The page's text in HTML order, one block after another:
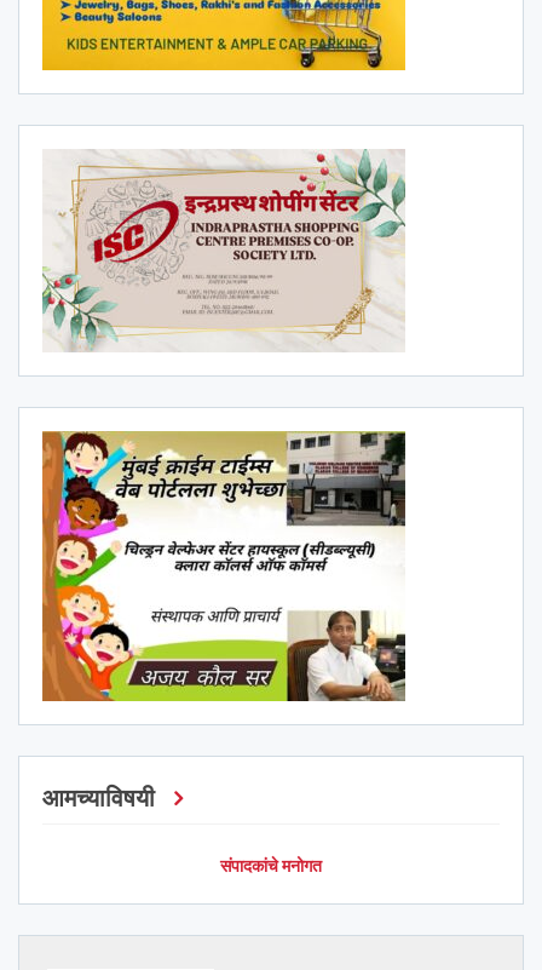
आमच्याविषयी
संपादकांचे मनोगत